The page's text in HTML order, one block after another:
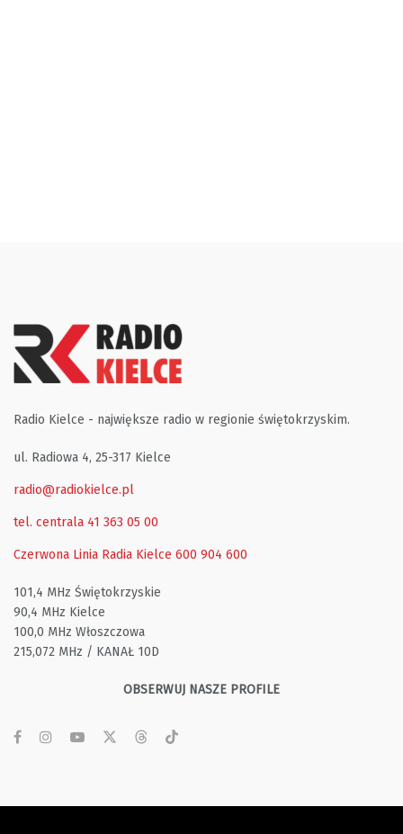
Radio Kielce - największe radio w regionie świętokrzyskim.
ul. Radiowa 4, 25-317 Kielce
radio@radiokielce.pl
tel. centrala 41 363 05 00
Czerwona Linia Radia Kielce 600 904 600
101,4 MHz Świętokrzyskie
90,4 MHz Kielce
100,0 MHz Włoszczowa
215,072 MHz / KANAŁ 10D
OBSERWUJ NASZE PROFILE